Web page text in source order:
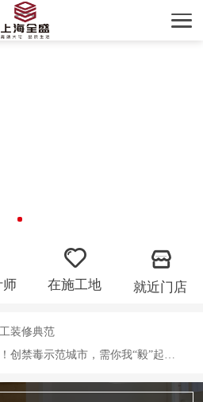
师 在施工地 就近门店
装修典范
，无微不至
创禁毒示范城市，需你我“毅”起参与！
创禁毒示范城市，需你我“毅”起参与！